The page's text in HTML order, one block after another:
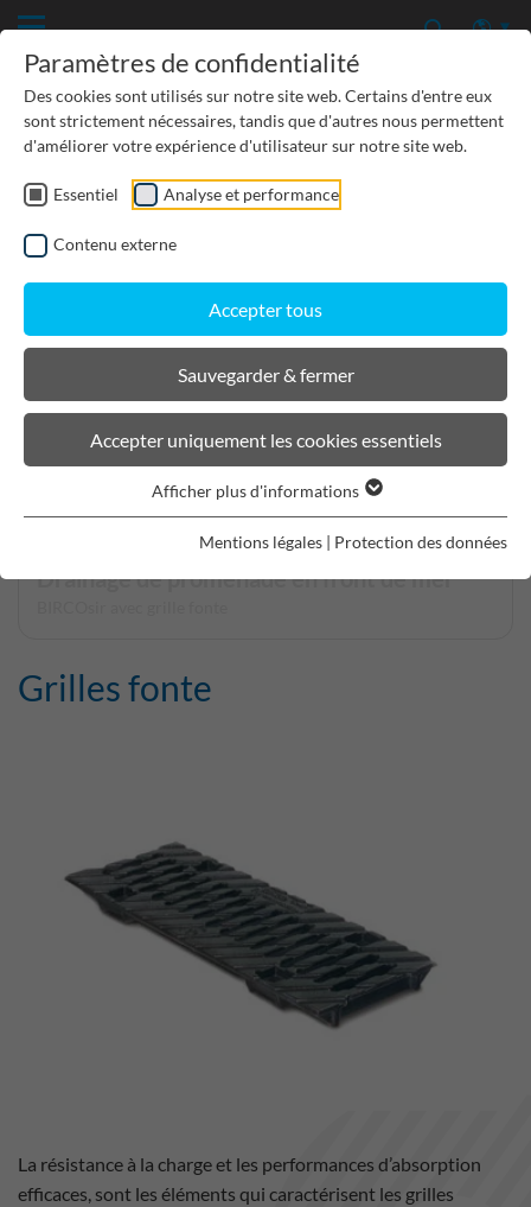
SCHNELLZUGRIFF
Drainage de promenade en front de mer
Grilles fonte
La résistance à la charge et les performances d’absorption
efficaces, sont les éléments qui caractérisent les grilles
Paramètres de confidentialité
Des cookies sont utilisés sur notre site web. Certains d'entre eux
sont strictement nécessaires, tandis que d'autres nous permettent
d'améliorer votre expérience d'utilisateur sur notre site web.
Essentiel Analyse et performance
Contenu externe
Accepter tous
Sauvegarder & fermer
Accepter uniquement les cookies essentiels
Afficher plus d'informations
Mentions légales | Protection des données